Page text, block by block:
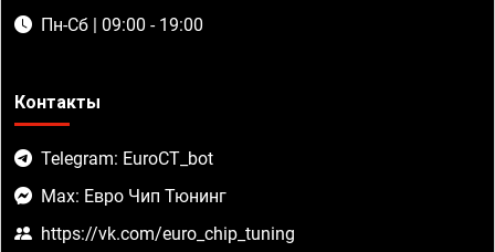
Пн-Сб | 09:00 - 19:00
Контакты
Telegram: EuroCT_bot
Max: Евро Чип Тюнинг
https://vk.com/euro_chip_tuning